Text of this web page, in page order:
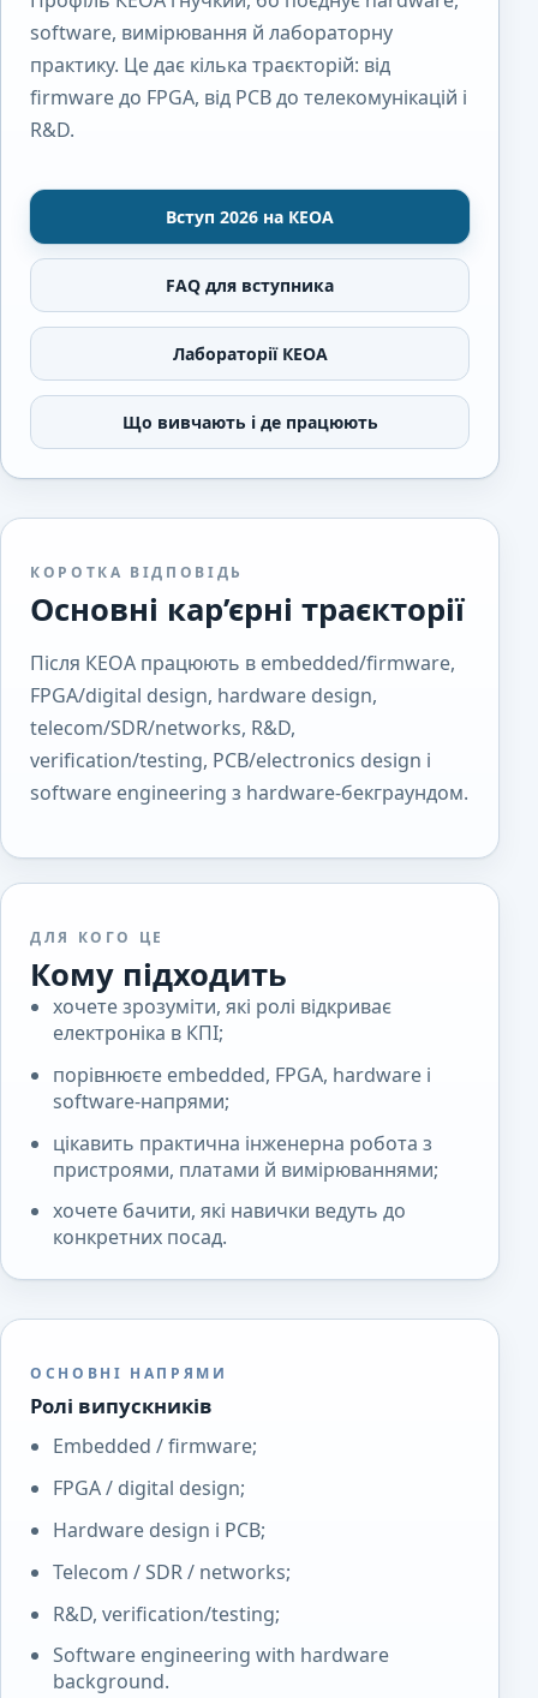
software, вимірювання й лабораторну
практику. Це дає кілька траєкторій: від
firmware до FPGA, від PCB до телекомунікацій і
R&D.
Вступ 2026 на КЕОА
FAQ для вступника
Лабораторії КЕОА
Що вивчають і де працюють
КОРОТКА ВІДПОВІДЬ
Основні кар’єрні траєкторії
Після КЕОА працюють в embedded/firmware,
FPGA/digital design, hardware design,
telecom/SDR/networks, R&D,
verification/testing, PCB/electronics design і
software engineering з hardware-бекграундом.
ДЛЯ КОГО ЦЕ
Кому підходить
хочете зрозуміти, які ролі відкриває
електроніка в КПІ;
порівнюєте embedded, FPGA, hardware і
software-напрями;
цікавить практична інженерна робота з
пристроями, платами й вимірюваннями;
хочете бачити, які навички ведуть до
конкретних посад.
ОСНОВНІ НАПРЯМИ
Ролі випускників
Embedded / firmware;
FPGA / digital design;
Hardware design і PCB;
Telecom / SDR / networks;
R&D, verification/testing;
Software engineering with hardware
background.